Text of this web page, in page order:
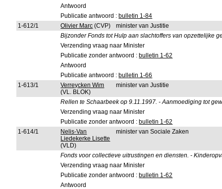
Antwoord
Publicatie antwoord : bulletin 1-84
1-612/1
Olivier Marc (CVP)
minister van Justitie
Bijzonder Fonds tot Hulp aan slachtoffers van opzettelijke
Verzending vraag naar Minister
Publicatie zonder antwoord : bulletin 1-62
Antwoord
Publicatie antwoord : bulletin 1-66
1-613/1
Verreycken Wim
(VL. BLOK)
minister van Justitie
Rellen te Schaarbeek op 9.11.1997. - Aanmoediging tot
Verzending vraag naar Minister
Publicatie zonder antwoord : bulletin 1-62
1-614/1
Nelis-Van
Liedekerke Lisette
(VLD)
minister van Sociale Zaken
Fonds voor collectieve uitrustingen en diensten. -
Verzending vraag naar Minister
Publicatie zonder antwoord : bulletin 1-62
Antwoord